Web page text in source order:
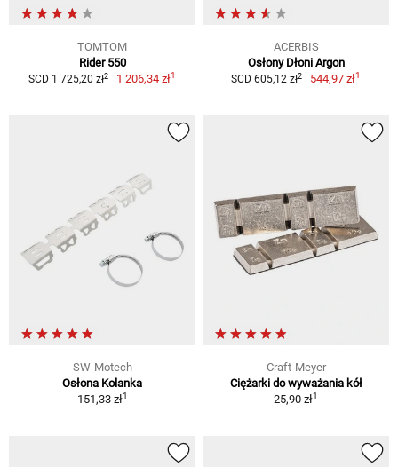
TOMTOM
Rider 550
SCD 1 725,20 zł2 1 206,34 zł1
ACERBIS
Osłony Dłoni Argon
SCD 605,12 zł2 544,97 zł1
SW-Motech
Osłona Kolanka
151,33 zł1
Craft-Meyer
Ciężarki do wyważania kół
25,90 zł1